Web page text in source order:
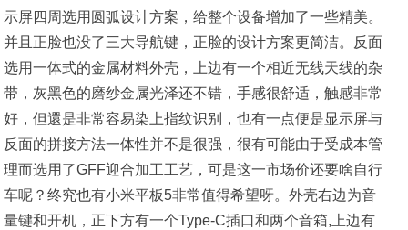
示屏四周选用圆弧设计方案，给整个设备增加了一些精美。
并且正脸也没了三大导航键，正脸的设计方案更简洁。反面
选用一体式的金属材料外壳，上边有一个相近无线天线的杂
带，灰黑色的磨纱金属光泽还不错，手感很舒适，触感非常
好，但還是非常容易染上指纹识别，也有一点便是显示屏与
反面的拼接方法一体性并不是很强，很有可能由于受成本管
理而选用了GFF迎合加工工艺，可是这一市场价还要啥自行
车呢？终究也有小米平板5非常值得希望呀。外壳右边为音
量键和开机，正下方有一个Type-C插口和两个音箱,上边有